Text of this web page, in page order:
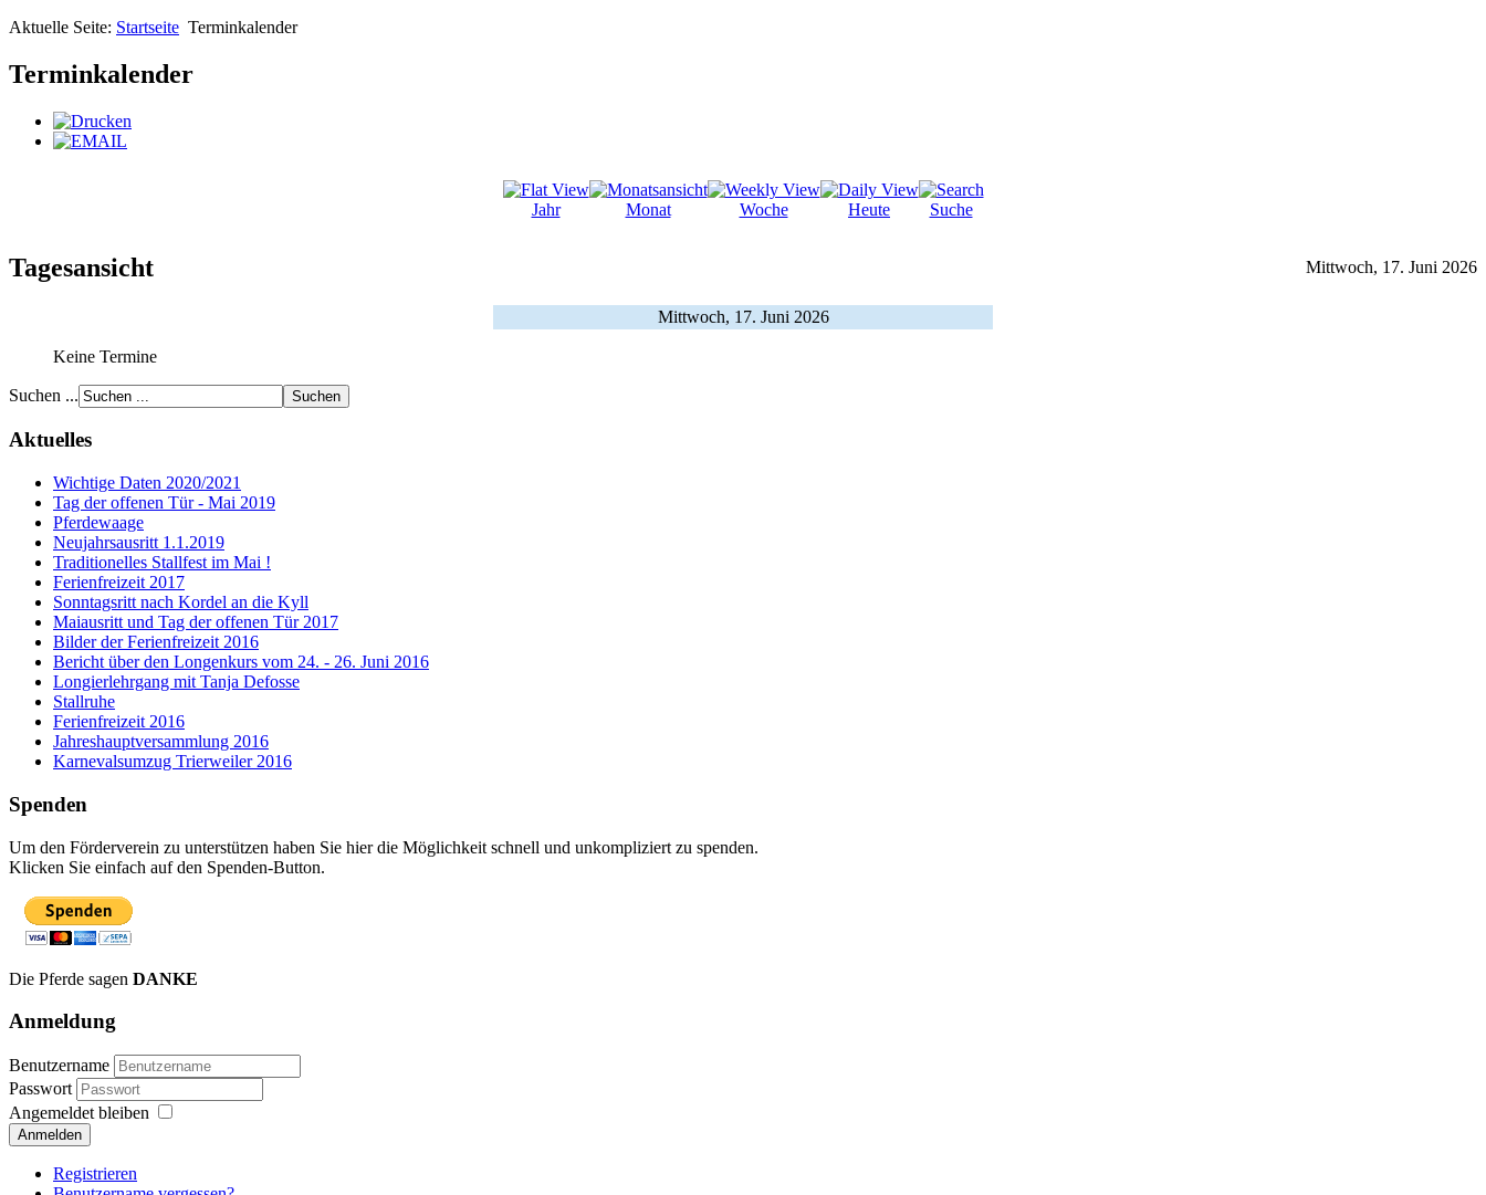
Aktuelle Seite: Startseite Terminkalender
Terminkalender
Jahr Monat Woche Heute Suche
Tagesansicht Mittwoch, 17. Juni 2026
Mittwoch, 17. Juni 2026
Keine Termine
Suchen ...
Aktuelles
Wichtige Daten 2020/2021
Tag der offenen Tür - Mai 2019
Pferdewaage
Neujahrsausritt 1.1.2019
Traditionelles Stallfest im Mai !
Ferienfreizeit 2017
Sonntagsritt nach Kordel an die Kyll
Maiausritt und Tag der offenen Tür 2017
Bilder der Ferienfreizeit 2016
Bericht über den Longenkurs vom 24. - 26. Juni 2016
Longierlehrgang mit Tanja Defosse
Stallruhe
Ferienfreizeit 2016
Jahreshauptversammlung 2016
Karnevalsumzug Trierweiler 2016
Spenden
Um den Förderverein zu unterstützen haben Sie hier die Möglichkeit schnell und unkompliziert zu spenden.
Klicken Sie einfach auf den Spenden-Button.
Die Pferde sagen DANKE
Anmeldung
Benutzername
Passwort
Angemeldet bleiben
Anmelden
Registrieren